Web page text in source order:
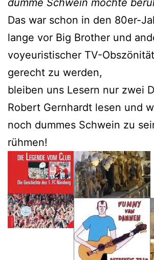
Das war schon in den 80er-
lange vor Big Brother und
voyeuristischer TV-
gerecht zu werden,
bleiben uns Lesern nur zwei
Robert Gernhardt lesen und
noch dummes Schwein zu
rühmen!